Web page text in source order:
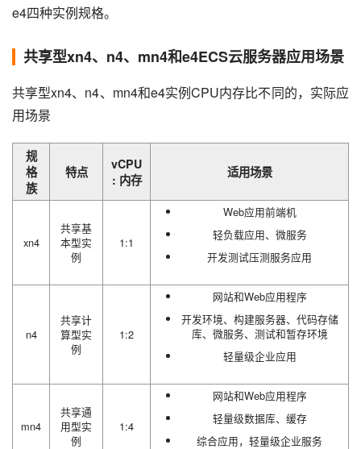
e4四种实例规格。
共享型xn4、n4、mn4和e4ECS云服务器应用场景
共享型xn4、n4、mn4和e4实例CPU内存比不同的，实际应
用场景
规
格
族
特点
vCPU
: 内存
适用场景
xn4
共享基
本型实
例
1:1
Web应用前端机
轻负载应用、微服务
开发测试压测服务应用
n4
共享计
算型实
例
1:2
网站和Web应用程序
开发环境、构建服务器、代码存储
库、微服务、测试和暂存环境
轻量级企业应用
mn4
共享通
用型实
例
1:4
网站和Web应用程序
轻量级数据库、缓存
综合应用，轻量级企业服务